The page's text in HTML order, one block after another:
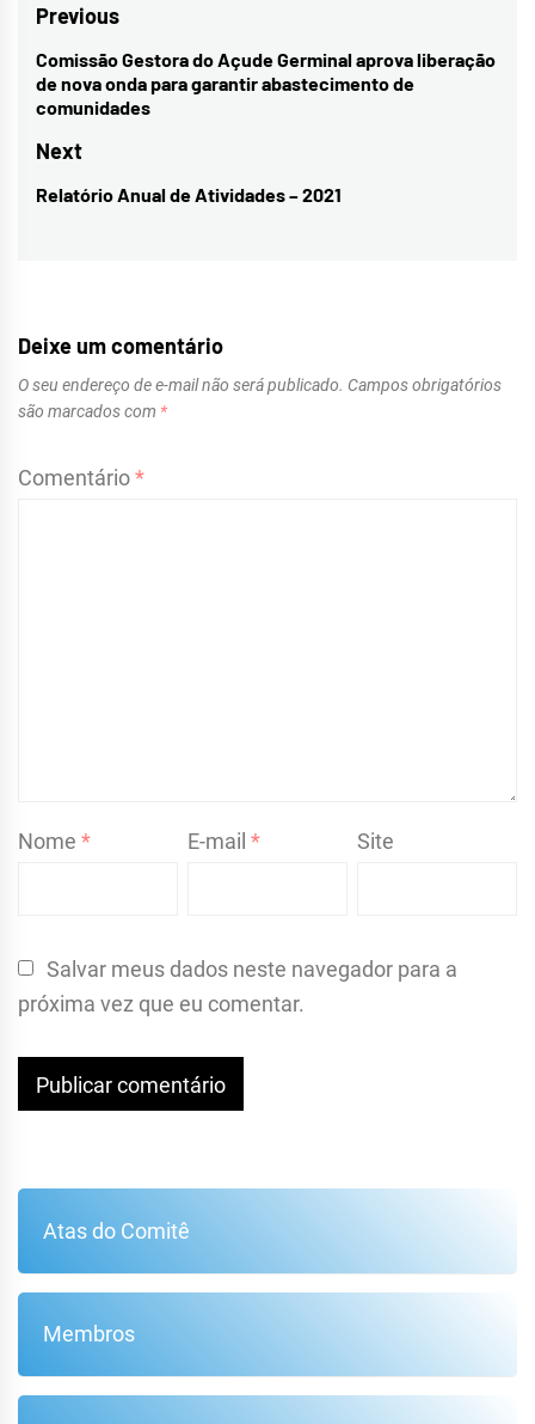
Navegação
de
Post
Previous
Previous
post:
Comissão Gestora do Açude Germinal aprova liberação
de nova onda para garantir abastecimento de
comunidades
Next
Next
Relatório Anual de Atividades – 2021
Deixe um comentário
O seu endereço de e-mail não será publicado. Campos obrigatórios
são marcados com *
Comentário*
Nome * E-mail* Site
Salvar meus dados neste navegador para a
próxima vez que eu comentar.
Atas do Comitê
Membros